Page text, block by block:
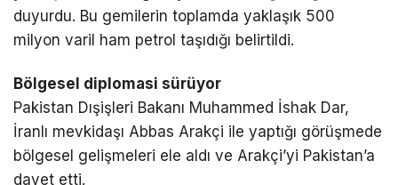
duyurdu. Bu gemilerin toplamda yaklaşık 500
milyon varil ham petrol taşıdığı belirtildi.
Bölgesel diplomasi sürüyor
Pakistan Dışişleri Bakanı Muhammed İshak Dar,
İranlı mevkidaşı Abbas Arakçi ile yaptığı görüşmede
bölgesel gelişmeleri ele aldı ve Arakçi’yi Pakistan’a
davet etti.